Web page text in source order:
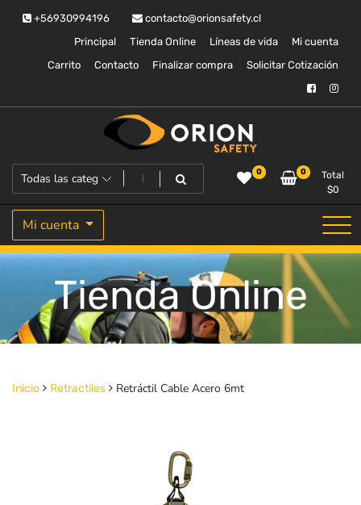
+56930994196
contacto@orionsafety.cl
Principal
Tienda Online Líneas de vida
Mi cuenta
Carrito
Contacto Finalizar compra Solicitar Cotización
Orion Safety
Equipos de proteccion personal 0 0
Total
$0
Mi cuenta
Tienda Online
Inicio Retractiles Retráctil Cable Acero 6mt